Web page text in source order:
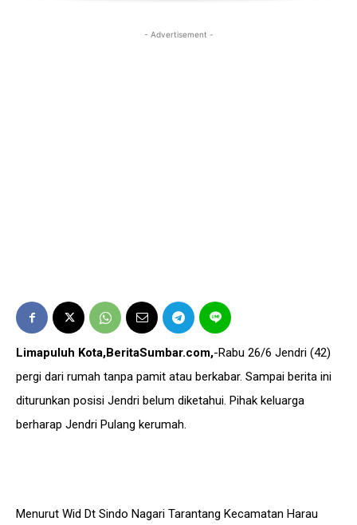
- Advertisement -
Limapuluh Kota,BeritaSumbar.com,-Rabu 26/6 Jendri (42)
pergi dari rumah tanpa pamit atau berkabar. Sampai berita ini
diturunkan posisi Jendri belum diketahui. Pihak keluarga
berharap Jendri Pulang kerumah.
Menurut Wid Dt Sindo Nagari Tarantang Kecamatan Harau